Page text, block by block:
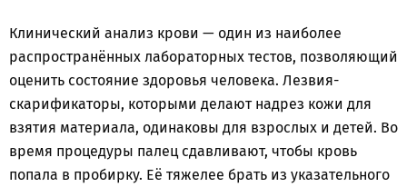
Клинический анализ крови — один из наиболее
распространённых лабораторных тестов, позволяющий
оценить состояние здоровья человека. Лезвия-
скарификаторы, которыми делают надрез кожи для
взятия материала, одинаковы для взрослых и детей. Во
время процедуры палец сдавливают, чтобы кровь
попала в пробирку. Её тяжелее брать из указательного